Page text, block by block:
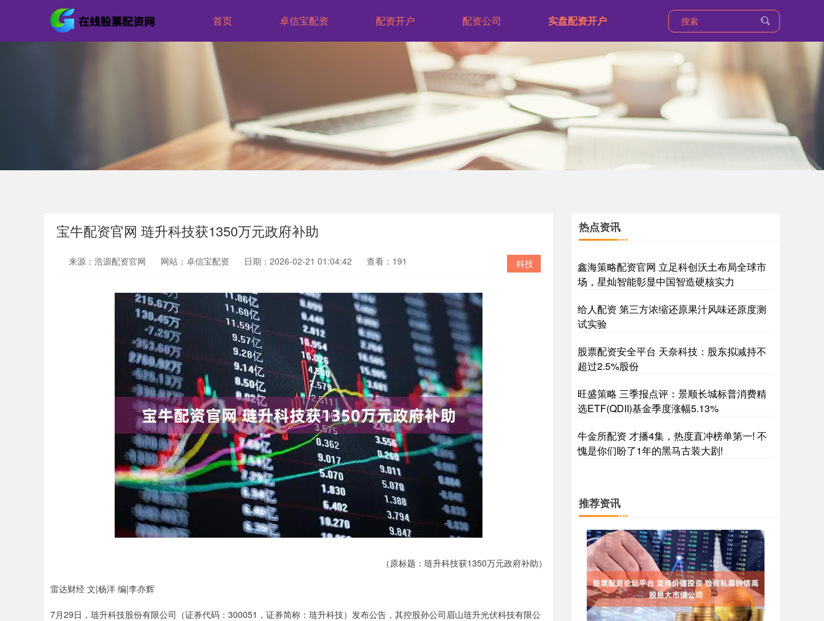
首页 卓信宝配资 配资开户 配资公司 实盘配资开户
宝牛配资官网 琏升科技获1350万元政府补助
科技
来源：浩源配资官网 网站：卓信宝配资 日期：2026-02-21 01:04:42 查看：191
（原标题：琏升科技获1350万元政府补助）
雷达财经 文|杨洋 编|李亦辉
7月29日，琏升科技股份有限公司（证券代码：300051，证券简称：琏升科技）发布公告，其控股孙公司眉山琏升光伏科技有限公
热点资讯
鑫海策略配资官网 立足科创沃土布局全球市
场，星灿智能彰显中国智造硬核实力
给人配资 第三方浓缩还原果汁风味还原度测
试实验
股票配资安全平台 天奈科技：股东拟减持不
超过2.5%股份
旺盛策略 三季报点评：景顺长城标普消费精
选ETF(QDII)基金季度涨幅5.13%
牛金所配资 才播4集，热度直冲榜单第一! 不
愧是你们盼了1年的黑马古装大剧!
推荐资讯